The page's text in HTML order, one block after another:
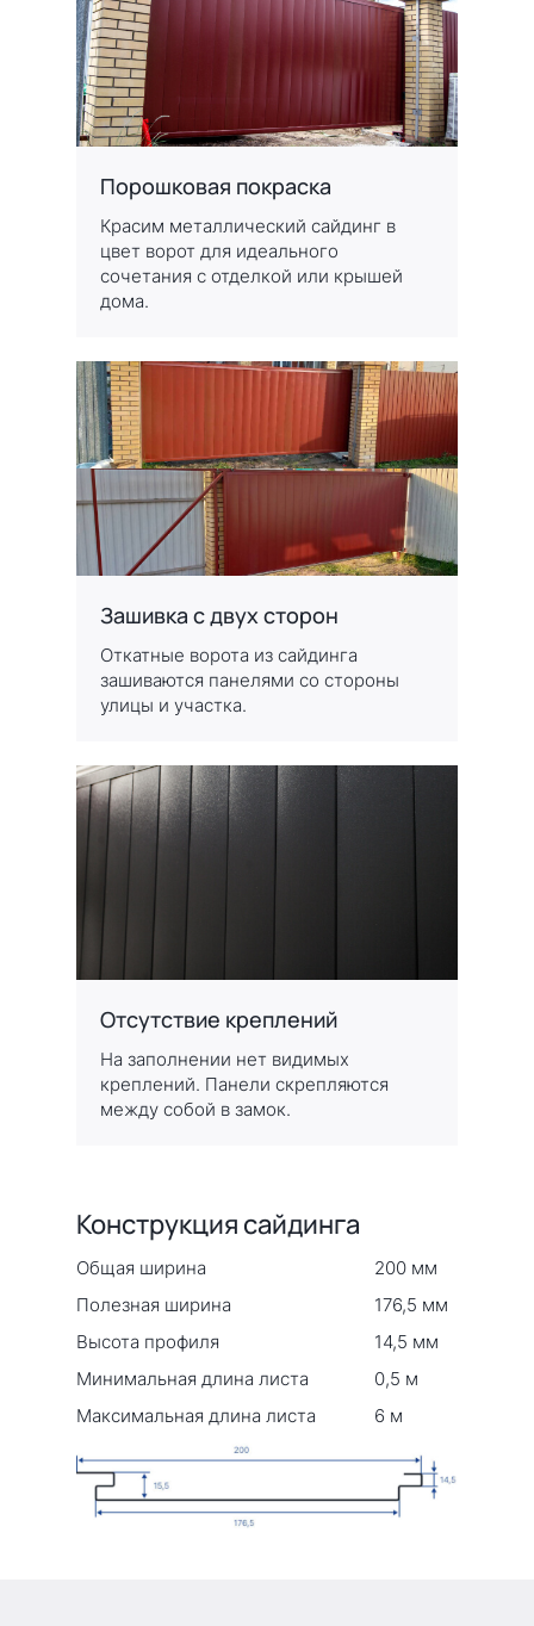
Порошковая покраска
Красим металлический сайдинг в
цвет ворот для идеального
сочетания с отделкой или крышей
дома.
Зашивка с двух сторон
Откатные ворота из сайдинга
зашиваются панелями со стороны
улицы и участка.
Отсутствие креплений
На заполнении нет видимых
креплений. Панели скрепляются
между собой в замок.
Конструкция сайдинга
Общая ширина
200 мм
Полезная ширина
176,5 мм
Высота профиля
14,5 мм
Минимальная длина листа
0,5 м
Максимальная длина листа
6 м